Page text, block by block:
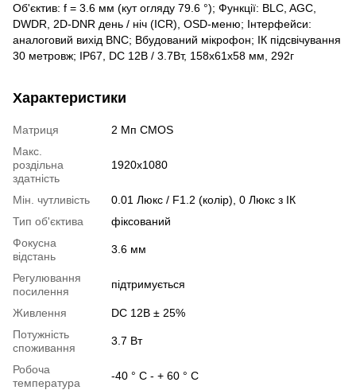
Об'єктив: f = 3.6 мм (кут огляду 79.6 °); Функції: BLC, AGC,
DWDR, 2D-DNR день / ніч (ICR), OSD-меню; Інтерфейси:
аналоговий вихід BNC; Вбудований мікрофон; ІК підсвічування
30 метровж; IP67, DC 12В / 3.7Вт, 158x61x58 мм, 292г
Характеристики
Матриця
2 Мп CMOS
Макс.
роздільна
здатність
1920x1080
Мін. чутливість
0.01 Люкс / F1.2 (колір), 0 Люкс з ІК
Тип об'єктива
фіксований
Фокусна
відстань
3.6 мм
Регулювання
посилення
підтримується
Живлення
DC 12В ± 25%
Потужність
споживання
3.7 Вт
Робоча
температура
-40 ° C - + 60 ° C